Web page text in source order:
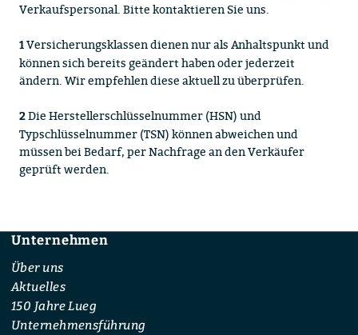
Verkaufspersonal. Bitte kontaktieren Sie uns.
1Versicherungsklassen dienen nur als Anhaltspunkt und
können sich bereits geändert haben oder jederzeit
ändern. Wir empfehlen diese aktuell zu überprüfen.
2Die Herstellerschlüsselnummer (HSN) und
Typschlüsselnummer (TSN) können abweichen und
müssen bei Bedarf, per Nachfrage an den Verkäufer
geprüft werden.
Footer
Unternehmen
Über uns
Aktuelles
150 Jahre Lueg
Unternehmensführung